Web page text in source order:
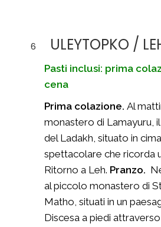
6 ULEYTOPKO /
Pasti inclusi: prima
cena
Prima colazione. Al
monastero di Lamayuru,
del Ladakh, situato in
spettacolare che ricorda
Ritorno a Leh. Pranzo.
al piccolo monastero di
Matho, situati in un
Discesa a piedi